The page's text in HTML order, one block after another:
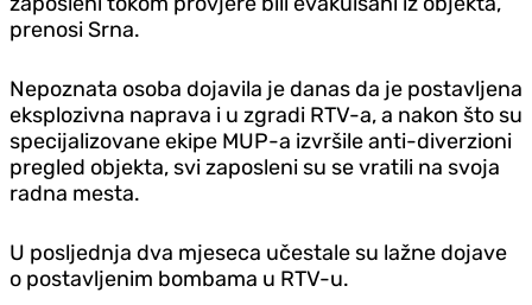
prenosi Srna.
Nepoznata osoba dojavila je danas da je postavljena
eksplozivna naprava i u zgradi RTV-a, a nakon što su
specijalizovane ekipe MUP-a izvršile anti-diverzioni
pregled objekta, svi zaposleni su se vratili na svoja
radna mesta.
U posljednja dva mjeseca učestale su lažne dojave
o postavljenim bombama u RTV-u.